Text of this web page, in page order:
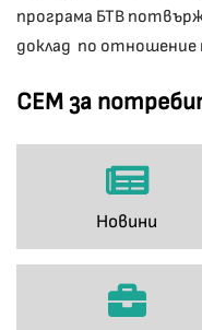
СЕМ за
Новини
програма БТВ
доклад по отношение